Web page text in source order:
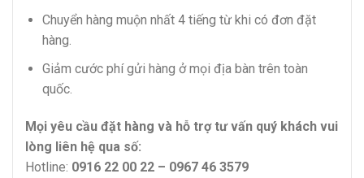
Chuyển hàng muộn nhất 4 tiếng từ khi có đơn đặt
hàng.
Giảm cước phí gửi hàng ở mọi địa bàn trên toàn
quốc.
Mọi yêu cầu đặt hàng và hỗ trợ tư vấn quý khách vui
lòng liên hệ qua số:
Hotline: 0916 22 00 22 – 0967 46 3579